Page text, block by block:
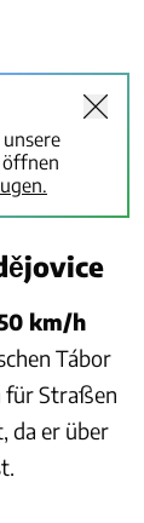
öffnen
km/h
Tábor
für Straßen
da er über